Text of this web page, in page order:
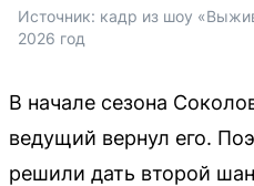
Источник: кадр из шоу
2026 год
В начале сезона
ведущий вернул его.
решили дать второй